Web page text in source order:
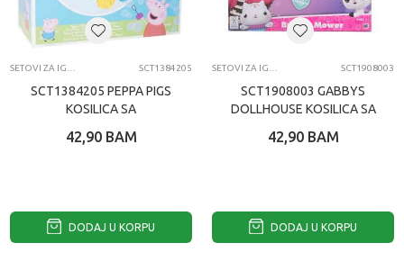
SCT1384205
SCT1384205 PEPPA PIGS
KOSILICA SA
42,90 BAM
DODAJ U KORPU
SCT1908003
SCT1908003 GABBYS
DOLLHOUSE KOSILICA SA
42,90 BAM
DODAJ U KORPU